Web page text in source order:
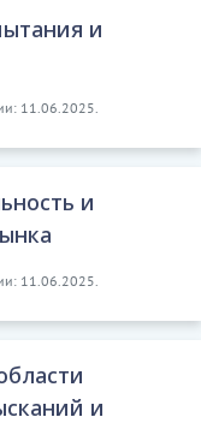
и
11.06.2025.
и
11.06.2025.
и